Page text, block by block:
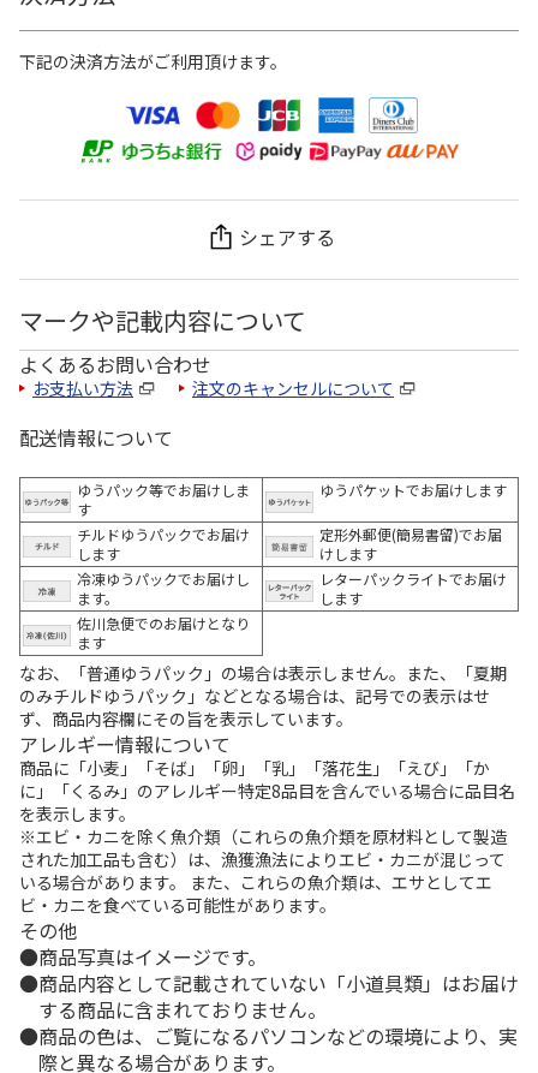
下記の決済方法がご利用頂けます。
シェアする
マークや記載内容について
よくあるお問い合わせ
お支払い方法 注文のキャンセルについて
配送情報について
ゆうパック等でお届けしま
す
ゆうパケットでお届けします
チルドゆうパックでお届け
します
定形外郵便(簡易書留)でお届
けします
冷凍ゆうパックでお届けし
ます。
レターパックライトでお届け
します
佐川急便でのお届けとなり
ます
なお、「普通ゆうパック」の場合は表示しません。また、「夏期
のみチルドゆうパック」などとなる場合は、記号での表示はせ
ず、商品内容欄にその旨を表示しています。
アレルギー情報について
商品に「小麦」「そば」「卵」「乳」「落花生」「えび」「か
に」「くるみ」のアレルギー特定8品目を含んでいる場合に品目名
を表示します。
※エビ・カニを除く魚介類（これらの魚介類を原材料として製造
された加工品も含む）は、漁獲漁法によりエビ・カニが混じって
いる場合があります。 また、これらの魚介類は、エサとしてエ
ビ・カニを食べている可能性があります。
その他
商品写真はイメージです。
商品内容として記載されていない「小道具類」はお届け
する商品に含まれておりません。
商品の色は、ご覧になるパソコンなどの環境により、実
際と異なる場合があります。